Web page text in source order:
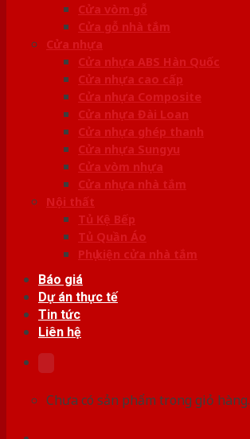
Cửa vòm gỗ
Cửa gỗ nhà tắm
Cửa nhựa
Cửa nhựa ABS Hàn Quốc
Cửa nhựa cao cấp
Cửa nhựa Composite
Cửa nhựa Đài Loan
Cửa nhựa ghép thanh
Cửa nhựa Sungyu
Cửa vòm nhựa
Cửa nhựa nhà tắm
Nội thất
Tủ Kệ Bếp
Tủ Quần Áo
Phụ kiện cửa nhà tắm
Báo giá
Dự án thực tế
Tin tức
Liên hệ
Chưa có sản phẩm trong giỏ hàng.